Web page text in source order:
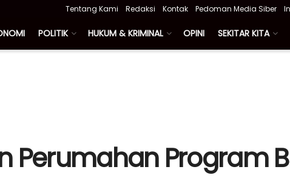
Tentang Kami Redaksi Kontak Pedoman Media Siber
POLITIK HUKUM & KRIMINAL OPINI SEKITAR KITA
Perumahan Program